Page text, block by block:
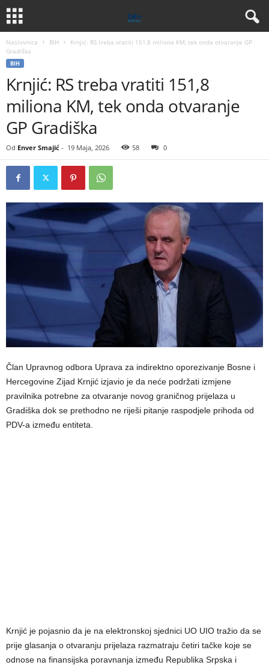
Naslovnica BIH
Krnjić: RS treba vratiti 151,8 miliona KM, tek onda otvaranje GP
Gradiška
BIH
Krnjić: RS treba vratiti 151,8
miliona KM, tek onda otvaranje
GP Gradiška
Od Enver Smajić - 19 Maja, 2026 58 0
Član Upravnog odbora Uprava za indirektno oporezivanje Bosne i
Hercegovine Zijad Krnjić izjavio je da neće podržati izmjene
pravilnika potrebne za otvaranje novog graničnog prijelaza u
Gradiška dok se prethodno ne riješi pitanje raspodjele prihoda od
PDV-a između entiteta.
Krnjić je pojasnio da je na elektronskoj sjednici UO UIO tražio da se
prije glasanja o otvaranju prijelaza razmatraju četiri tačke koje se
odnose na finansijska poravnanja između Republika Srpska i